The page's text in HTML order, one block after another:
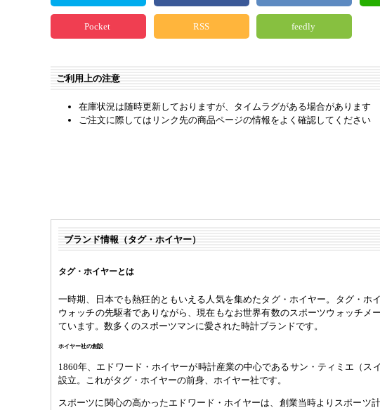
Pocket RSS feedly
ご利用上の注意
在庫状況は随時更新しておりますが、タイムラグがある場合があります
ご注文に際してはリンク先の商品ページの情報をよく確認してください
ブランド情報（タグ・ホイヤー）
タグ・ホイヤーとは
一時期、日本でも熱狂的ともいえる人気を集めたタグ・ホイヤー。タグ・ホ
ウォッチの先駆者でありながら、現在もなお世界有数のスポーツウォッチメ
ています。数多くのスポーツマンに愛された時計ブランドです。
ホイヤー社の創設
1860年、エドワード・ホイヤーが時計産業の中心であるサン・ティミエ（ス
設立。これがタグ・ホイヤーの前身、ホイヤー社です。
スポーツに関心の高かったエドワード・ホイヤーは、創業当時よりスポーツ